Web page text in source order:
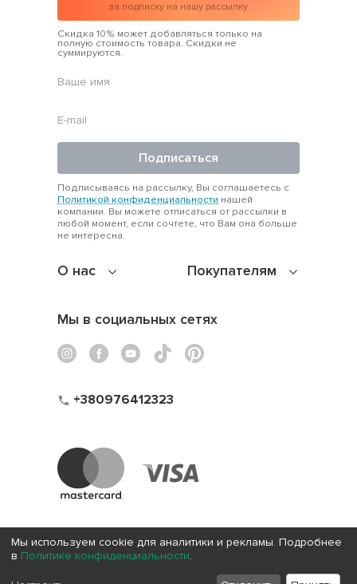
О нас Покупателям
за подписку на нашу рассылку
Скидка 10% может добавляться только на
полную стоимость товара. Скидки не
суммируются.
Подписаться
Подписываясь на рассылку, Вы соглашаетесь с
Политикой конфиденциальности нашей
компании. Вы можете отписаться от рассылки в
любой момент, если сочтете, что Вам она больше
не интересна.
Мы в социальных сетях
+380976412323
Мы используем cookie для аналитики и рекламы. Подробнее
в Политике конфиденциальности.